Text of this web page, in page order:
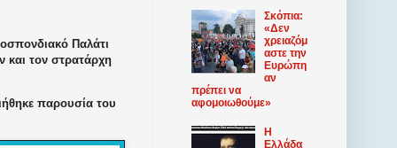
Παλάτι
τον στρατάρχη
παρουσία του
Σκόπια:
«Δεν
χρειαζόμ
αστε την
Ευρώπη
αν
πρέπει να
αφομοιωθούμε»
Η
Ελλάδα